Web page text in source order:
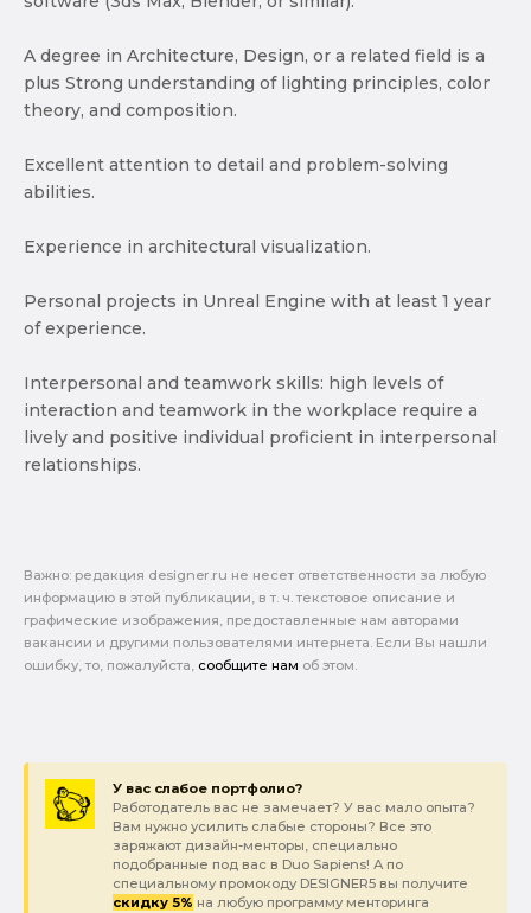
A degree in Architecture, Design, or a related field is a
plus Strong understanding of lighting principles, color
theory, and composition.
Excellent attention to detail and problem-solving
abilities.
Experience in architectural visualization.
Personal projects in Unreal Engine with at least 1 year
of experience.
Interpersonal and teamwork skills: high levels of
interaction and teamwork in the workplace require a
lively and positive individual proficient in interpersonal
relationships.
Важно: pедакция designer.ru не несет ответственности за любую
информацию в этой публикации, в т. ч. текстовое описание и
графические изображения, предоставленные нам авторами
вакансии и другими пользователями интернета. Если Вы нашли
ошибку, то, пожалуйста, сообщите нам об этом.
У вас слабое портфолио?
Работодатель вас не замечает? У вас мало опыта?
Вам нужно усилить слабые стороны? Все это
заряжают дизайн-менторы, специально
подобранные под вас в Duo Sapiens! А по
специальному промокоду DESIGNER5 вы получите
скидку 5% на любую программу менторинга